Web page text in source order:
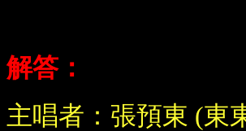
解答：
主唱者：張預東 (東